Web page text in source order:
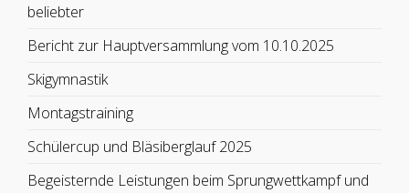
beliebter
Bericht zur Hauptversammlung vom 10.10.2025
Skigymnastik
Montagstraining
Schülercup und Bläsiberglauf 2025
Begeisternde Leistungen beim Sprungwettkampf und